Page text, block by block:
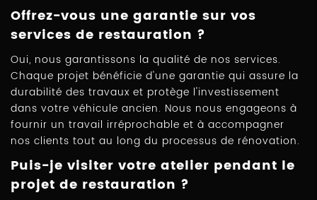
Offrez-vous une garantie sur vos
services de restauration ?
Oui, nous garantissons la qualité de nos services.
Chaque projet bénéficie d'une garantie qui assure la
durabilité des travaux et protège l'investissement
dans votre véhicule ancien. Nous nous engageons à
fournir un travail irréprochable et à accompagner
nos clients tout au long du processus de rénovation.
Puis-je visiter votre atelier pendant le
projet de restauration ?